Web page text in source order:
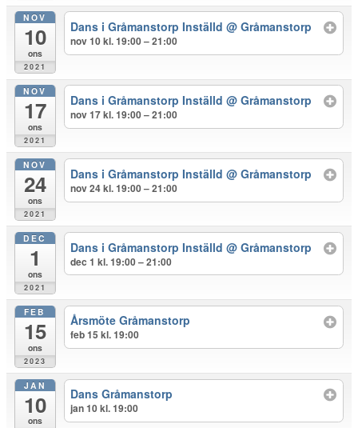
NOV
10
ons
2021
Dans i Gråmanstorp Inställd@ Gråmanstorp
nov 10 kl. 19:00 – 21:00
NOV
17
ons
2021
Dans i Gråmanstorp Inställd@ Gråmanstorp
nov 17 kl. 19:00 – 21:00
NOV
24
ons
2021
Dans i Gråmanstorp Inställd@ Gråmanstorp
nov 24 kl. 19:00 – 21:00
DEC
1
ons
2021
Dans i Gråmanstorp Inställd@ Gråmanstorp
dec 1 kl. 19:00 – 21:00
FEB
15
ons
2023
Årsmöte Gråmanstorp
feb 15 kl. 19:00
JAN
10
ons
Dans Gråmanstorp
jan 10 kl. 19:00